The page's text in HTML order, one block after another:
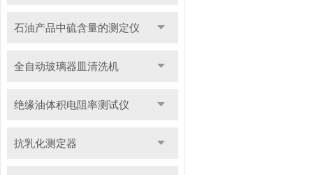
石油产品中硫含量的测定仪
全自动玻璃器皿清洗机
绝缘油体积电阻率测试仪
抗乳化测定器